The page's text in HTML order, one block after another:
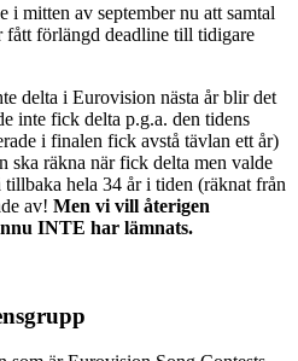
i mitten av september nu att samtal
förlängd deadline till tidigare
delta i Eurovision nästa år blir det
inte fick delta p.g.a. den tidens
i finalen fick avstå tävlan ett år)
ska räkna när fick delta men valde
hela 34 år i tiden (räknat från
av! Men vi vill återigen
INTE har lämnats.